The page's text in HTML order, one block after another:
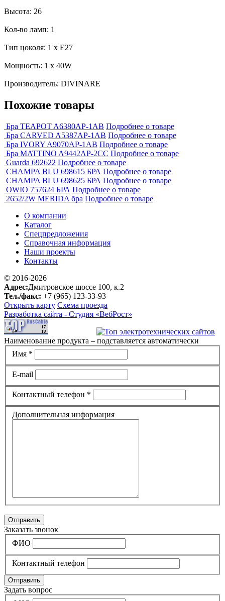
Высота: 26
Кол-во ламп: 1
Тип цоколя: 1 x E27
Мощность: 1 x 40W
Производитель: DIVINARE
Похожие товары
Бра TEAPOT A6380AP-1AB Подробнее о товаре
Бра CARVED A5387AP-1AB Подробнее о товаре
Бра IVORY A9070AP-1AB Подробнее о товаре
Бра MATTINO A9442AP-2CC Подробнее о товаре
Guarda 692622 Подробнее о товаре
CHAMPA BLU 698615 БРА Подробнее о товаре
CHAMPA BLU 698625 БРА Подробнее о товаре
OWIO 757624 БРА Подробнее о товаре
2652/2W MERIDA бра Подробнее о товаре
О компании
Каталог
Спецпредложения
Справочная информация
Наши проекты
Контакты
© 2016-2026
Адрес:Дмитровское шоссе 100, к.2
Тел./факс: +7 (965) 123-33-93
Открыть карту Схема проезда
Разработка сайта - Студия «ВебРост»
Наименование продукта – подставляется автоматически
Имя *
E-mail
Контактный телефон *
Дополнительная информация
Отправить
Заказать звонок
ФИО
Контактный телефон
Отправить
Задать вопрос